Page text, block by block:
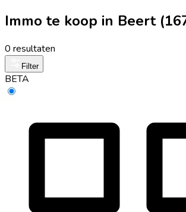
Immo te koop in Beert
0 resultaten
Filter
BETA